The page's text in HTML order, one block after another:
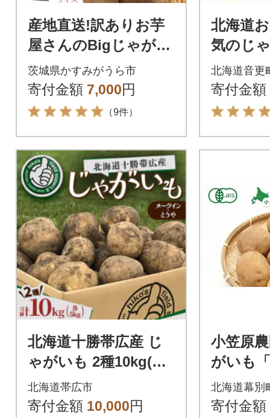
産地直送!訳ありお芋
屋さんのBigじゃがい
も(品種:とうや)10kg
茨城県かすみがうら市
寄付金額 7,000円
（9件）
北海道
気の
とう
カリ 2
kg 【
北海道音更
寄付金額
北海道十勝帯広産 じ
ゃがいも 2種10kg(メ
ークイン とうや )
北海道帯広市
寄付金額 10,000円
小笠原
がいも
g《秋出
北海道幕別
寄付金額